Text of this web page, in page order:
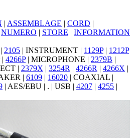
| ASSEMBLAGE | CORD |
NUMERO | STORE | INFORMATION
2105 | INSTRUMENT | 1129P| 1212P
| 4266P| MICROPHONE | 2379B |
| 2379X | 3254R | 4266R | 4266X |
| 6109 | 16020 | COAXIAL |
| AES/EBU | . | USB | 4207 | 4255 |